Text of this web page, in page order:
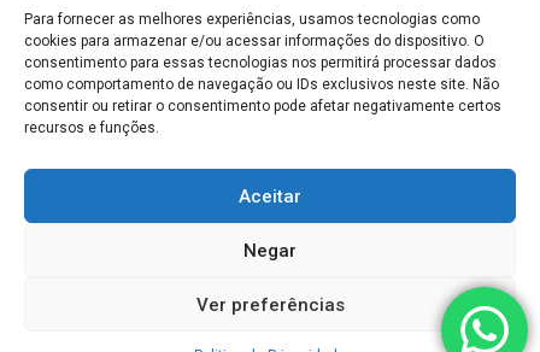
Para fornecer as melhores experiências, usamos tecnologias como
cookies para armazenar e/ou acessar informações do dispositivo. O
consentimento para essas tecnologias nos permitirá processar dados
como comportamento de navegação ou IDs exclusivos neste site. Não
consentir ou retirar o consentimento pode afetar negativamente certos
recursos e funções.
Aceitar
Negar
Ver preferências
03.238.240/0001-39 -Desenvolvimento e Suporte